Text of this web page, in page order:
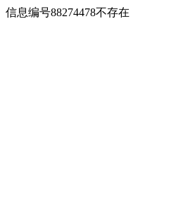
信息编号88274478不存在